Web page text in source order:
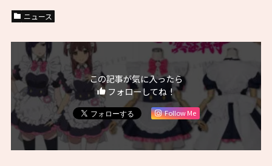
ニュース
この記事が気に入ったら
フォローしてね！
Follow Me